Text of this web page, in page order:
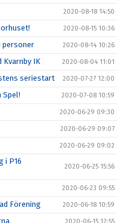
2020-08-18 14:50
2020-08-15 10:36
personer 2020-08-14 10:26
IK 2020-08-04 11:01
seriestart 2020-07-27 12:00
Spel! 2020-07-08 10:59
2020-06-29 09:30
2020-06-29 09:07
2020-06-29 09:02
i P16
2020-06-25 15:56
2020-06-23 09:55
Förening 2020-06-18 10:59